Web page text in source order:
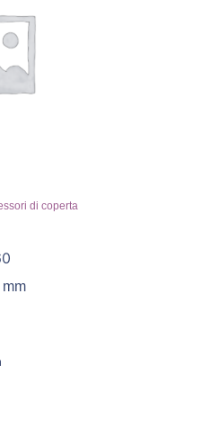
di coperta